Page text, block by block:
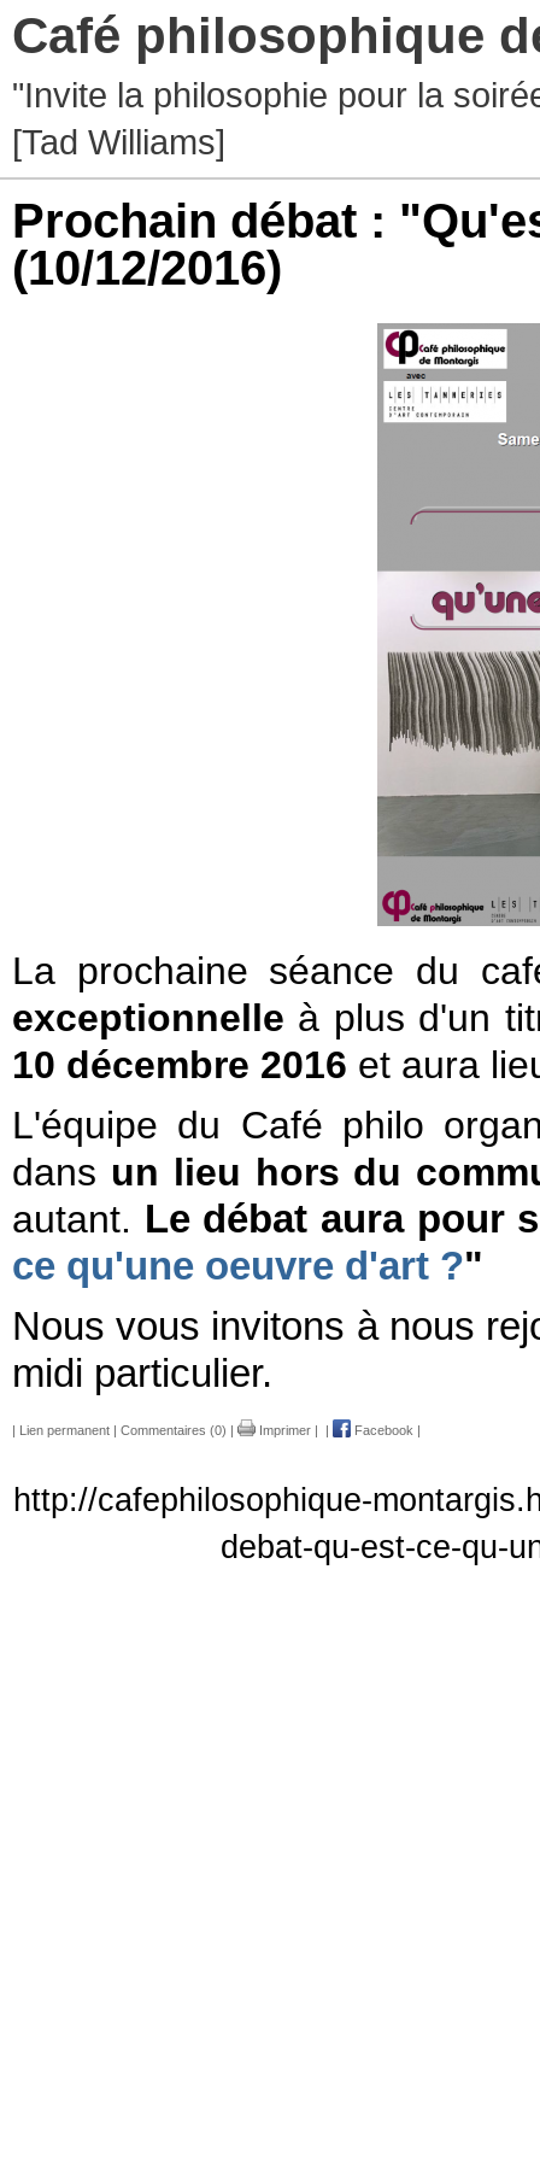
Café philosophique
"Invite la philosophie pour la
[Tad Williams]
Prochain débat :
(10/12/2016)
La prochaine séance du
exceptionnelle à plus d'un
10 décembre 2016 et aura
L'équipe du Café philo
dans un lieu hors du
autant. Le débat aura pour
ce qu'une oeuvre d'art ?"
Nous vous invitons à nous
midi particulier.
Lien permanent Commentaires (0) Imprimer Facebook
http://cafephilosophique-
debat-qu-est-ce-qu-